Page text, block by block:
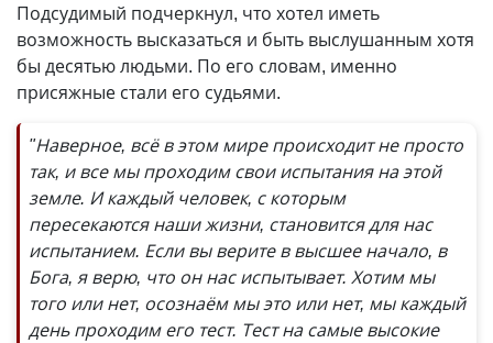
Подсудимый подчеркнул, что хотел иметь
возможность высказаться и быть выслушанным хотя
бы десятью людьми. По его словам, именно
присяжные стали его судьями.
"Наверное, всё в этом мире происходит не просто
так, и все мы проходим свои испытания на этой
земле. И каждый человек, с которым
пересекаются наши жизни, становится для нас
испытанием. Если вы верите в высшее начало, в
Бога, я верю, что он нас испытывает. Хотим мы
того или нет, осознаём мы это или нет, мы каждый
день проходим его тест. Тест на самые высокие